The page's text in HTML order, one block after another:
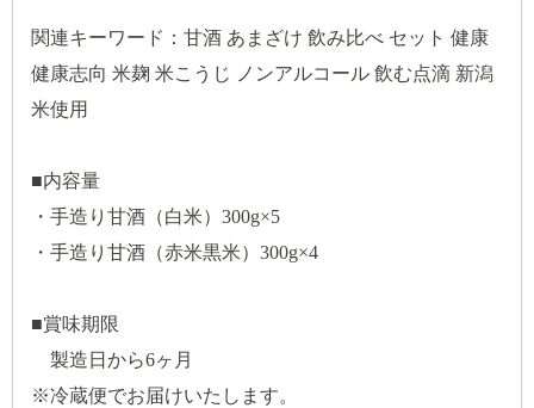
関連キーワード：甘酒 あまざけ 飲み比べ セット 健康
健康志向 米麹 米こうじ ノンアルコール 飲む点滴 新潟
米使用
■内容量
・手造り甘酒（白米）300g×5
・手造り甘酒（赤米黒米）300g×4
■賞味期限
製造日から6ヶ月
※冷蔵便でお届けいたします。